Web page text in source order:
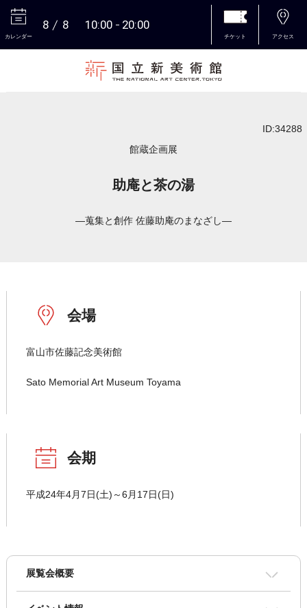
カレンダー
8 8 10:00 20:00
チケット アクセス
ID:34288
館蔵企画展
助庵と茶の湯
―蒐集と創作 佐藤助庵のまなざし―
会場
富山市佐藤記念美術館
Sato Memorial Art Museum Toyama
会期
平成24年4月7日(土)～6月17日(日)
展覧会概要